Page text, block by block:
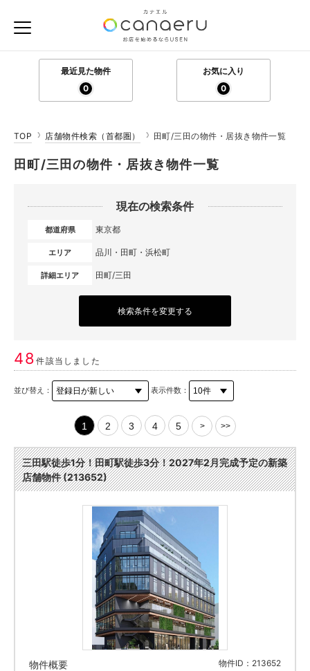
最近見た物件
0
お気に入り
0
TOP 店舗物件検索（首都圏） 田町/三田の物件・居抜き物件一覧
田町/三田の物件・居抜き物件一覧
現在の検索条件
都道府県 東京都
エリア 品川・田町・浜松町
詳細エリア 田町/三田
検索条件を変更する
48件該当しました
並び替え： 表示件数：
1 2 3 4 5 > >>
三田駅徒歩1分！田町駅徒歩3分！2027年2月完成予定の新築
店舗物件 (213652)
物件概要 物件ID：213652